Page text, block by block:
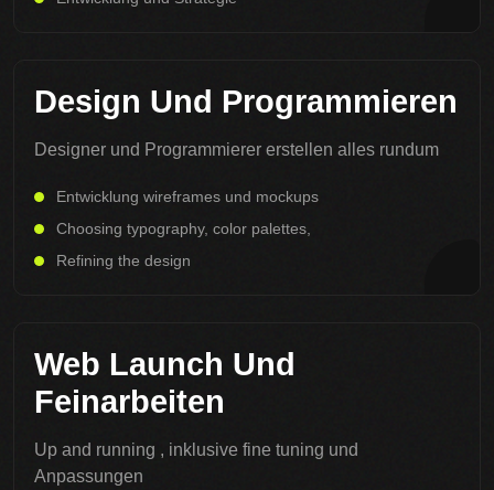
Design Und Programmieren
Designer und Programmierer erstellen alles rundum
Entwicklung wireframes und mockups
Choosing typography, color palettes,
Refining the design
Web Launch Und
Feinarbeiten
Up and running , inklusive fine tuning und
Anpassungen